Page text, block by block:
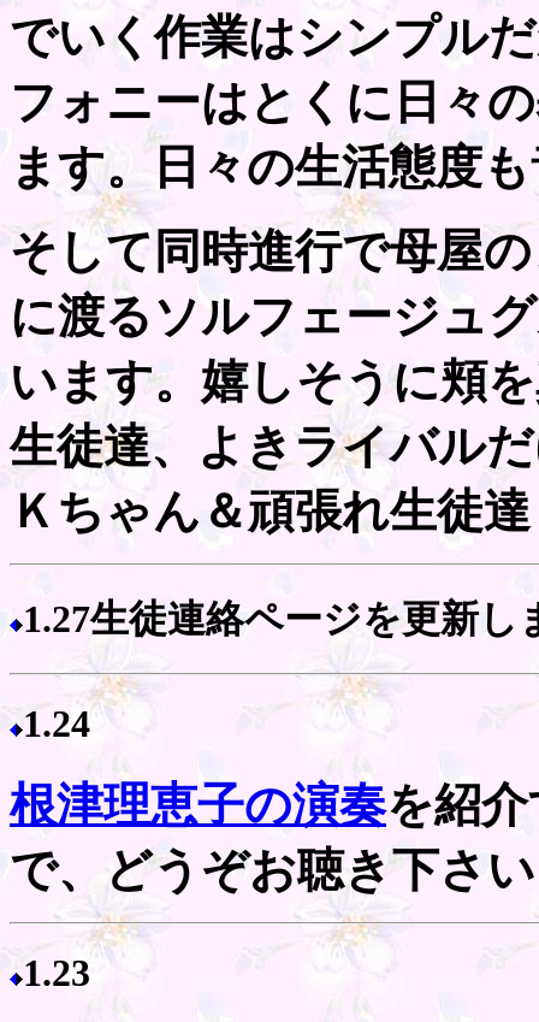
でいく作業はシンプル
フォニーはとくに日々
ます。日々の生活態度
そして同時進行で母屋
に渡るソルフェージュ
います。嬉しそうに頬
生徒達、よきライバル
Ｋちゃん＆頑張れ生徒
1.27生徒連絡ページを更新し
1.24
根津理恵子の演奏を紹
で、どうぞお聴き下さ
1.23